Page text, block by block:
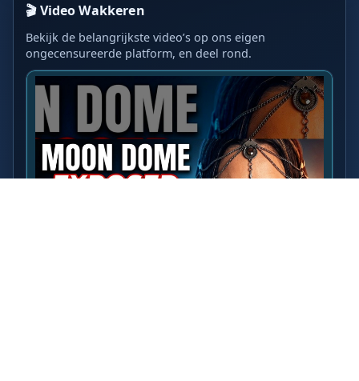
🎬 Video Wakkeren
Bekijk de belangrijkste video’s op ons eigen
ongecensureerde platform, en deel rond.